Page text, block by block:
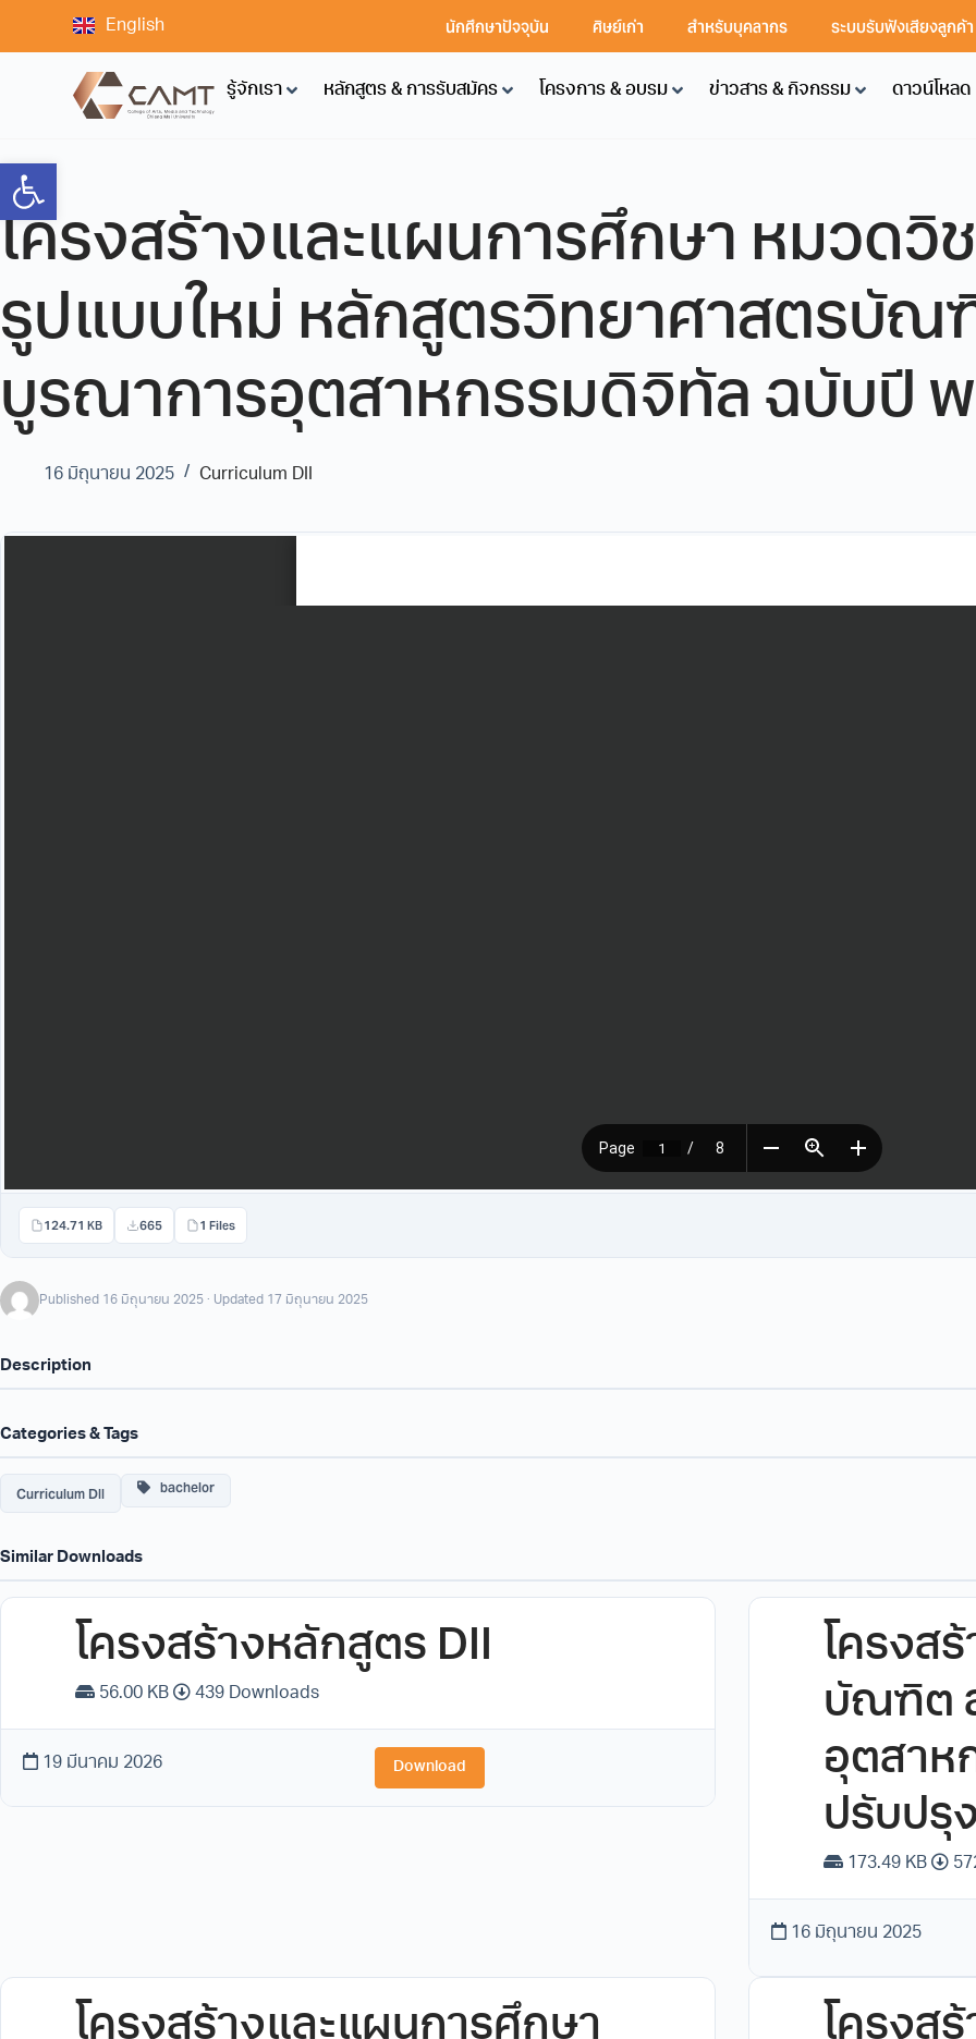
Open toolbar
English นักศึกษาปัจจุบัน ศิษย์เก่า สำหรับบุคลากร ระบบรับฟังเสียงลูกค้า
รู้จักเรา หลักสูตร & การรับสมัคร โครงการ & อบรม ข่าวสาร & กิจกรรม ดาวน์โหลด
โครงสร้างและแผนการศึกษา หมวดวิ
รูปแบบใหม่ หลักสูตรวิทยาศาสตรบัณ
บูรณาการอุตสาหกรรมดิจิทัล ฉบับปี พ
16 มิถุนายน 2025 Curriculum DII
124.71 KB 665 1 Files
Published 16 มิถุนายน 2025 · Updated 17 มิถุนายน 2025
Description
Categories & Tags
Curriculum DII bachelor
Similar Downloads
โครงสร้างหลักสูตร DII
56.00 KB 439 Downloads
19 มีนาคม 2026 Download
โครงส
บัณฑิต
อุตสาห
ปรับปรุ
173.49 KB
16 มิถุนายน 2025
โครงสร้างและแผนการศึกษา
โครงส